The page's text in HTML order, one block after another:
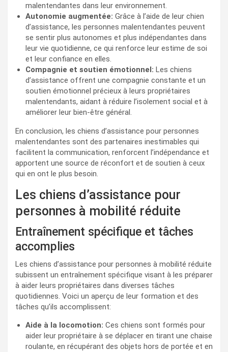
malentendantes dans leur environnement.
Autonomie augmentée: Grâce à l’aide de leur chien
d’assistance, les personnes malentendantes peuvent
se sentir plus autonomes et plus indépendantes dans
leur vie quotidienne, ce qui renforce leur estime de soi
et leur confiance en elles.
Compagnie et soutien émotionnel: Les chiens
d’assistance offrent une compagnie constante et un
soutien émotionnel précieux à leurs propriétaires
malentendants, aidant à réduire l’isolement social et à
améliorer leur bien-être général.
En conclusion, les chiens d’assistance pour personnes
malentendantes sont des partenaires inestimables qui
facilitent la communication, renforcent l’indépendance et
apportent une source de réconfort et de soutien à ceux
qui en ont le plus besoin.
Les chiens d’assistance pour
personnes à mobilité réduite
Entraînement spécifique et tâches
accomplies
Les chiens d’assistance pour personnes à mobilité réduite
subissent un entraînement spécifique visant à les préparer
à aider leurs propriétaires dans diverses tâches
quotidiennes. Voici un aperçu de leur formation et des
tâches qu’ils accomplissent:
Aide à la locomotion: Ces chiens sont formés pour
aider leur propriétaire à se déplacer en tirant une chaise
roulante, en récupérant des objets hors de portée et en